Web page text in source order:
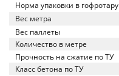
Норма упаковки в гофротару
Вес метра
Вес паллеты
Количество в метре
Прочность на сжатие по ТУ
Класс бетона по ТУ